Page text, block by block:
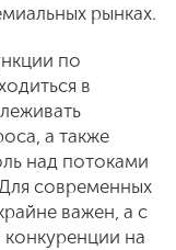
рынках.
по
в
а также
над потоками
совре­менных
важен, а с
на